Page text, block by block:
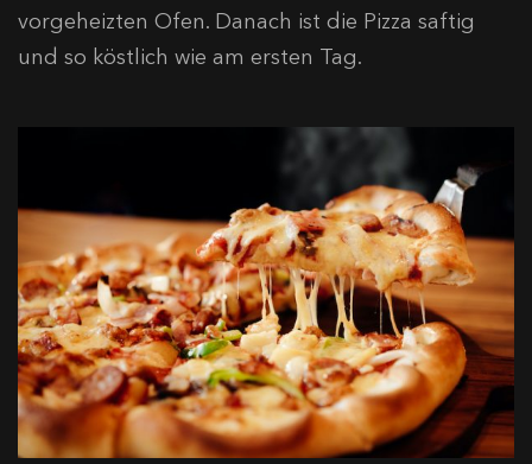
vorgeheizten Ofen. Danach ist die Pizza saftig
und so köstlich wie am ersten Tag.